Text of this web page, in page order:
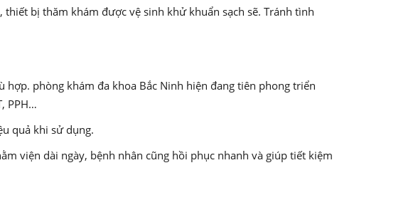
bị thăm khám được vệ sinh khử khuẩn sạch sẽ. Tránh tình
phòng khám đa khoa Bắc Ninh hiện đang tiên phong triển
PPH…
quả khi sử dụng.
viện dài ngày, bệnh nhân cũng hồi phục nhanh và giúp tiết kiệm